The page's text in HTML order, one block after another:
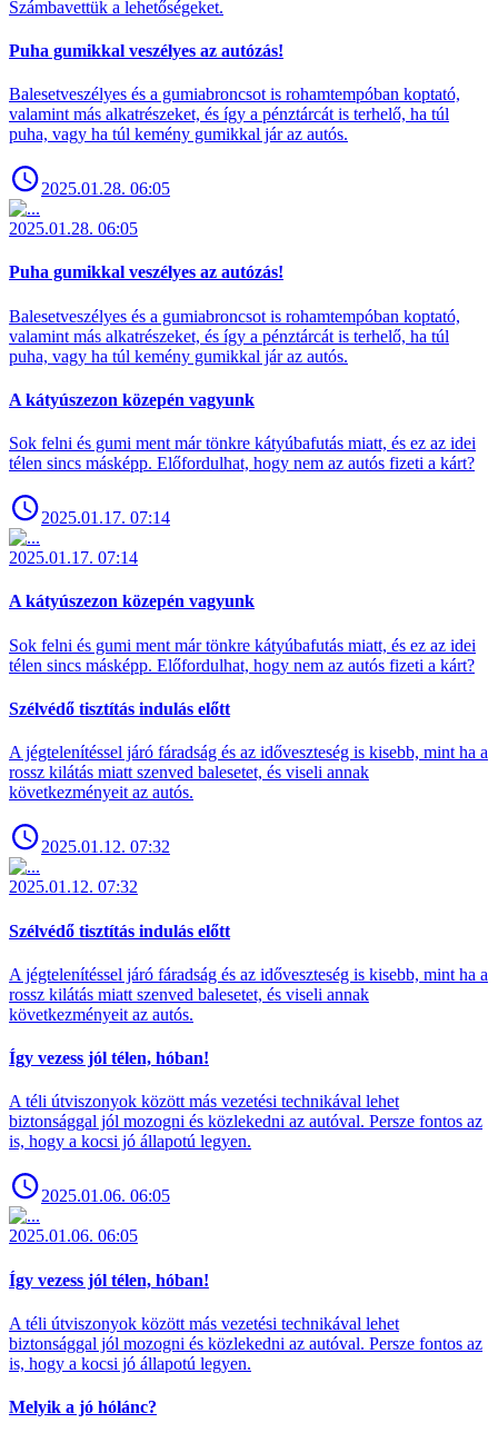
Számbavettük a lehetőségeket.
Puha gumikkal veszélyes az autózás!
Balesetveszélyes és a gumiabroncsot is rohamtempóban koptató,
valamint más alkatrészeket, és így a pénztárcát is terhelő, ha túl
puha, vagy ha túl kemény gumikkal jár az autós.
2025.01.28. 06:05
2025.01.28. 06:05
Puha gumikkal veszélyes az autózás!
Balesetveszélyes és a gumiabroncsot is rohamtempóban koptató,
valamint más alkatrészeket, és így a pénztárcát is terhelő, ha túl
puha, vagy ha túl kemény gumikkal jár az autós.
A kátyúszezon közepén vagyunk
Sok felni és gumi ment már tönkre kátyúbafutás miatt, és ez az idei
télen sincs másképp. Előfordulhat, hogy nem az autós fizeti a kárt?
2025.01.17. 07:14
2025.01.17. 07:14
A kátyúszezon közepén vagyunk
Sok felni és gumi ment már tönkre kátyúbafutás miatt, és ez az idei
télen sincs másképp. Előfordulhat, hogy nem az autós fizeti a kárt?
Szélvédő tisztítás indulás előtt
A jégtelenítéssel járó fáradság és az időveszteség is kisebb, mint ha a
rossz kilátás miatt szenved balesetet, és viseli annak
következményeit az autós.
2025.01.12. 07:32
2025.01.12. 07:32
Szélvédő tisztítás indulás előtt
A jégtelenítéssel járó fáradság és az időveszteség is kisebb, mint ha a
rossz kilátás miatt szenved balesetet, és viseli annak
következményeit az autós.
Így vezess jól télen, hóban!
A téli útviszonyok között más vezetési technikával lehet
biztonsággal jól mozogni és közlekedni az autóval. Persze fontos az
is, hogy a kocsi jó állapotú legyen.
2025.01.06. 06:05
2025.01.06. 06:05
Így vezess jól télen, hóban!
A téli útviszonyok között más vezetési technikával lehet
biztonsággal jól mozogni és közlekedni az autóval. Persze fontos az
is, hogy a kocsi jó állapotú legyen.
Melyik a jó hólánc?